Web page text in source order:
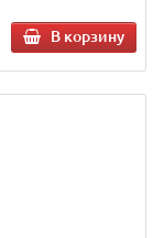
В корзину